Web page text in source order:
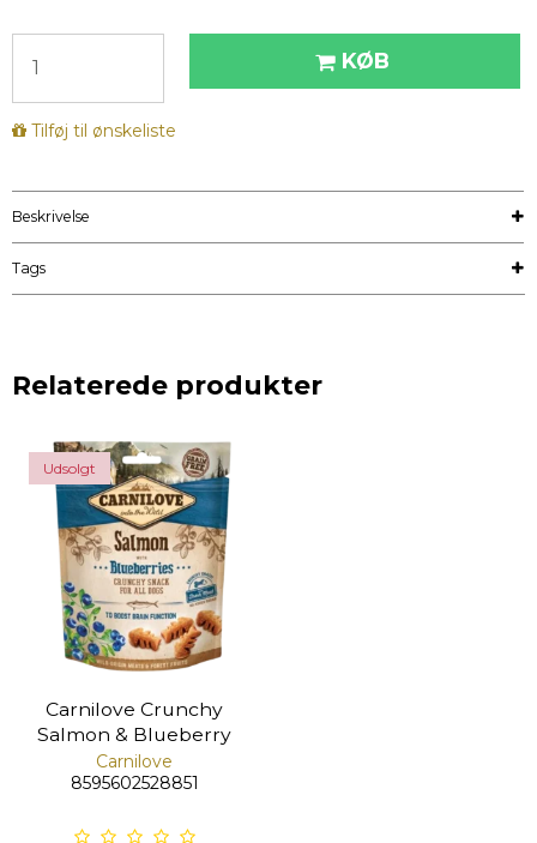
KØB
Tilføj til ønskeliste
Beskrivelse
Tags
Relaterede produkter
Udsolgt
Carnilove Crunchy
Salmon & Blueberry
Carnilove
8595602528851